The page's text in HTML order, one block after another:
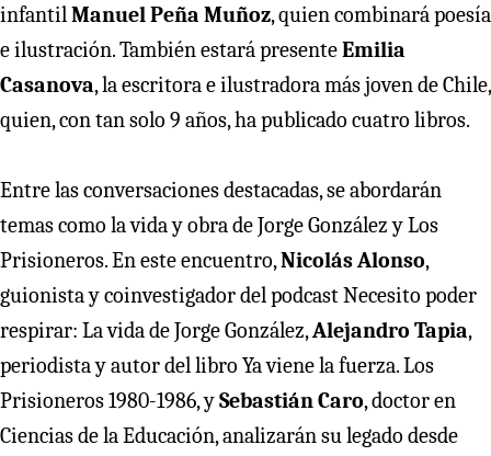
infantilManuel Peña Muñoz, quien combinará poesía
e ilustración. También estará presenteEmilia
Casanova, la escritora e ilustradora más joven de Chile,
quien, con tan solo 9 años, ha publicado cuatro libros.
Entre las conversaciones destacadas, se abordarán
temas como la vida y obra de Jorge González y Los
Prisioneros. En este encuentro,Nicolás Alonso,
guionista y coinvestigador del podcast Necesito poder
respirar: La vida de Jorge González,Alejandro Tapia,
periodista y autor del libro Ya viene la fuerza. Los
Prisioneros 1980-1986, ySebastián Caro, doctor en
Ciencias de la Educación, analizarán su legado desde